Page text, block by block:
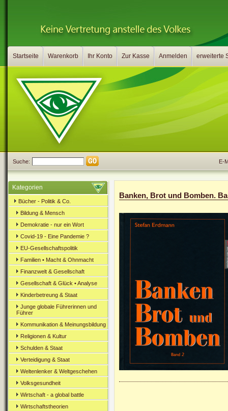
Startseite Warenkorb Ihr Konto Zur Kasse Anmelden erweiterte
Suche: E-
Kategorien
Bücher - Politik & Co.
Bildung & Mensch
Demokratie - nur ein Wort
Covid-19 - Eine Pandemie ?
EU-Gesellschaftspolitik
Familien • Macht & Ohnmacht
Finanzwelt & Gesellschaft
Gesellschaft & Glück • Analyse
Kinderbetreung & Staat
Junge globale Führerinnen und
Führer
Kommunikation & Meinungsbildung
Religionen & Kultur
Schulden & Staat
Verteidigung & Staat
Weltenlenker & Weltgeschehen
Volksgesundheit
Wirtschaft - a global battle
Wirtschaftstheorien
Banken, Brot und Bomben.